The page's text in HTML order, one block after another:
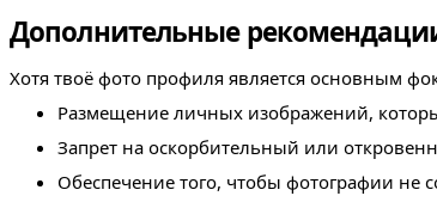
Дополнительные
Хотя твоё фото профиля является основным
Размещение личных изображений,
Запрет на оскорбительный или
Обеспечение того, чтобы фотографии не